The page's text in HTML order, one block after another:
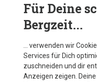
Für Deine
Bergzeit...
… verwenden wir
Services für Dich
zuschneiden und dir
Anzeigen zeigen.